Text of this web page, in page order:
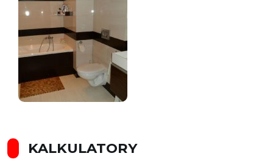
KALKULATORY